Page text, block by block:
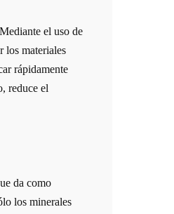
el uso de
los materiales
rápidamente
reduce el
da como
los minerales